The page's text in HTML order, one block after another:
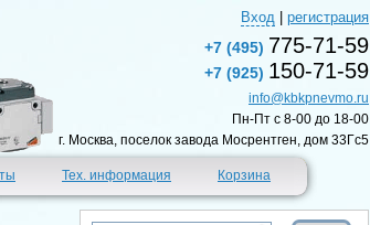
Вход регистрация
+7 (495) 775-71-59
+7 (925) 150-71-59
info@kbkpnevmo.ru
Пн-Пт c 8-00 до 18-00
г. Москва, поселок завода Мосрентген, дом 33Гс5
Тех. информация Корзина